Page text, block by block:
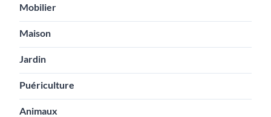
Mobilier
Maison
Jardin
Puériculture
Animaux